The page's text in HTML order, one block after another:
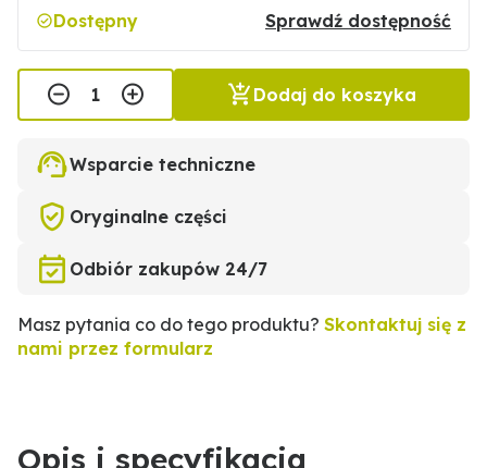
Dostępny Sprawdź dostępność
Dodaj do koszyka
Wsparcie techniczne
Oryginalne części
Odbiór zakupów 24/7
Masz pytania co do tego produktu? Skontaktuj się z
nami przez formularz
Opis i specyfikacja